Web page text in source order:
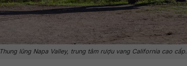
Thung lũng Napa Valley, trung tâm rượu vang California cao cấp.